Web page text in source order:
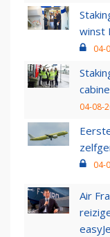
winst
04-
04-08-
04-
Air